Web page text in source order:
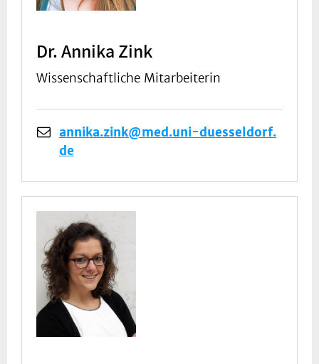
Dr. Annika Zink
Wissenschaftliche Mitarbeiterin
annika.zink@med.uni-duesseldorf.
de